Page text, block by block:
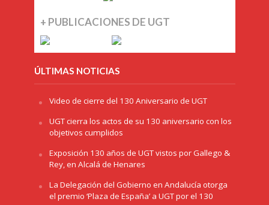
+ PUBLICACIONES DE UGT
ÚLTIMAS NOTICIAS
Video de cierre del 130 Aniversario de UGT
UGT cierra los actos de su 130 aniversario con los
objetivos cumplidos
Exposición 130 años de UGT vistos por Gallego &
Rey, en Alcalá de Henares
La Delegación del Gobierno en Andalucía otorga
el premio ‘Plaza de España’ a UGT por el 130